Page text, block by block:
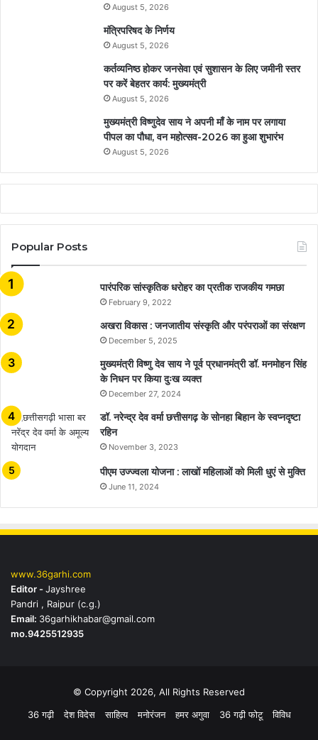
August 5, 2026
मंत्रिपरिषद के निर्णय
August 5, 2026
कर्तव्यनिष्ठ होकर जनसेवा एवं सुशासन के लिए जमीनी स्तर
पर करें बेहतर कार्य: मुख्यमंत्री
August 5, 2026
मुख्यमंत्री विष्णुदेव साय ने अपनी माँ के नाम पर लगाया
पीपल का पौधा, वन महोत्सव-2026 का हुआ शुभारंभ
August 5, 2026
Popular Posts
​​​​​​​पारंपरिक सांस्कृतिक धरोहर का प्रतीक राजकीय गमछा
February 9, 2022
अखरा विकास : जनजातीय संस्कृति और परंपराओं का संरक्षण
December 5, 2025
मुख्यमंत्री विष्णु देव साय ने पूर्व प्रधानमंत्री डॉ. मनमोहन सिंह
के निधन पर किया दुःख व्यक्त
December 27, 2024
डॉ. नरेन्द्र देव वर्मा छत्तीसगढ़ के सोनहा बिहान के स्वप्नदृष्टा
रहिन
November 3, 2023
पीएम उज्ज्वला योजना : लाखों महिलाओं को मिली धुएं से मुक्ति
June 11, 2024
www.36garhi.com
Editor -Jayshree
Pandri , Raipur (c.g.)
Email: 36garhikhabar@gmail.com
mo.9425512935
© Copyright 2026, All Rights Reserved
36 गढ़ी
देश विदेस साहित्य मनोरंजन हमर अगुवा 36 गढ़ी फोटू विविध